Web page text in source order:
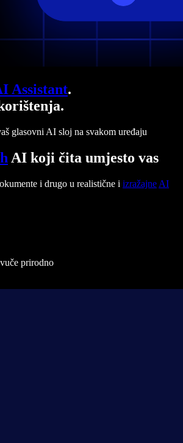
Assistant.
glasovni AI sloj na svakom uređaju
AI koji čita umjesto vas
i drugo u realistične i izražajne AI
prirodno